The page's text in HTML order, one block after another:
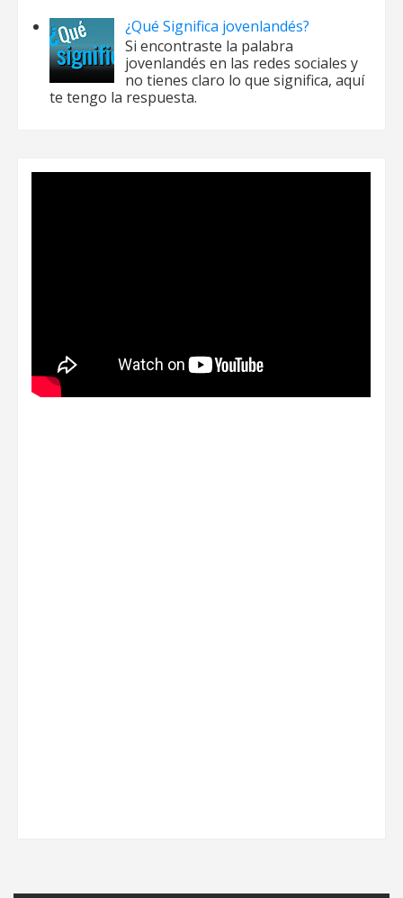
¿Qué Significa jovenlandés?
Si encontraste la palabra
jovenlandés en las redes sociales y
no tienes claro lo que significa, aquí
te tengo la respuesta.